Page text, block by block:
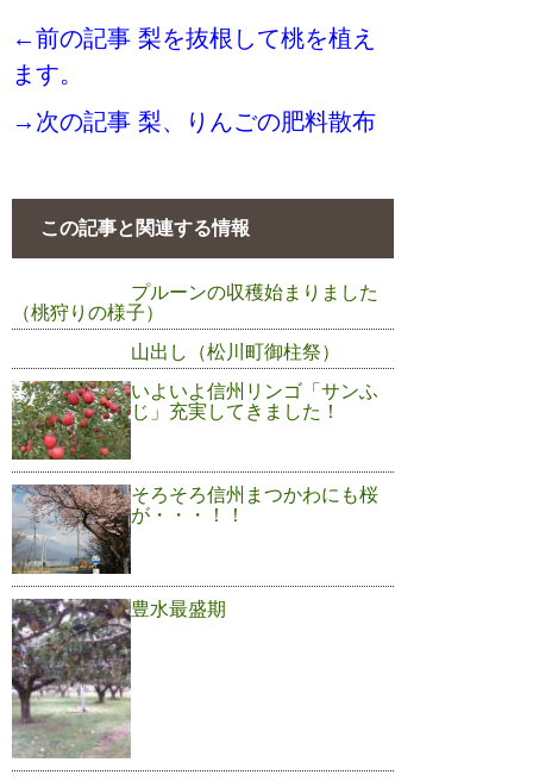
←前の記事 梨を抜根して桃を植え
ます。
→次の記事 梨、りんごの肥料散布
この記事と関連する情報
プルーンの収穫始まりました
（桃狩りの様子）
山出し（松川町御柱祭）
いよいよ信州リンゴ「サンふ
じ」充実してきました！
そろそろ信州まつかわにも桜
が・・・！！
豊水最盛期